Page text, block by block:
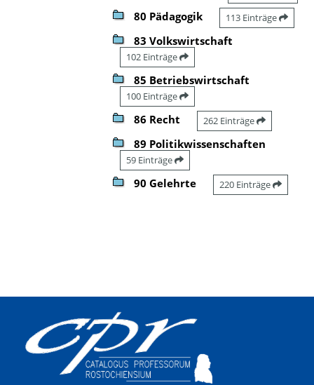
80 Pädagogik 113 Einträge
83 Volkswirtschaft
102 Einträge
85 Betriebswirtschaft
100 Einträge
86 Recht 262 Einträge
89 Politikwissenschaften
59 Einträge
90 Gelehrte 220 Einträge